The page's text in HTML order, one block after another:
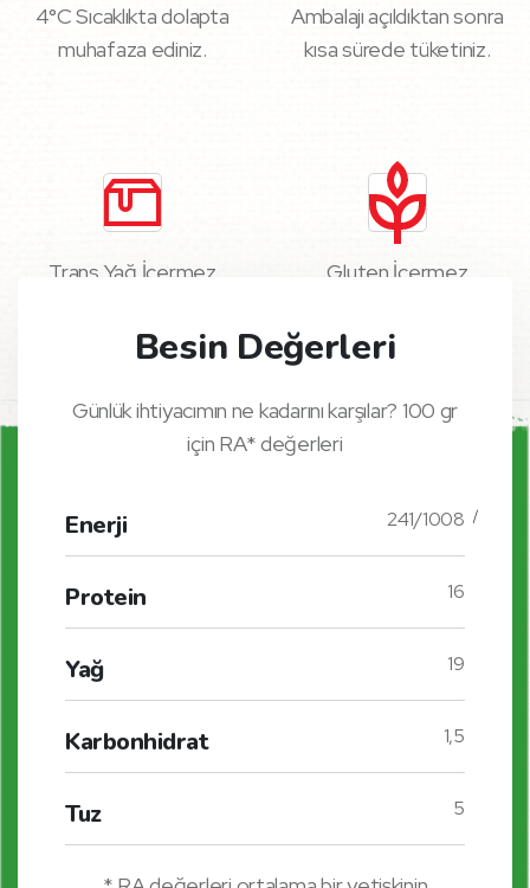
4°C Sıcaklıkta dolapta
muhafaza ediniz.
Ambalajı açıldıktan sonra
kısa sürede tüketiniz.
Trans Yağ İçermez Gluten İçermez
Besin Değerleri
Günlük ihtiyacımın ne kadarını karşılar? 100 gr
için RA* değerleri
Enerji 241/1008
Protein 16
Yağ 19
Karbonhidrat 1,5
Tuz 5